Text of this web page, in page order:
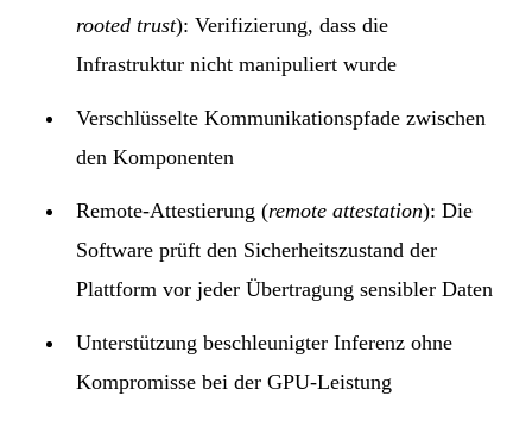
rooted trust): Verifizierung, dass die
Infrastruktur nicht manipuliert wurde
Verschlüsselte Kommunikationspfade zwischen
den Komponenten
Remote-Attestierung (remote attestation): Die
Software prüft den Sicherheitszustand der
Plattform vor jeder Übertragung sensibler Daten
Unterstützung beschleunigter Inferenz ohne
Kompromisse bei der GPU-Leistung